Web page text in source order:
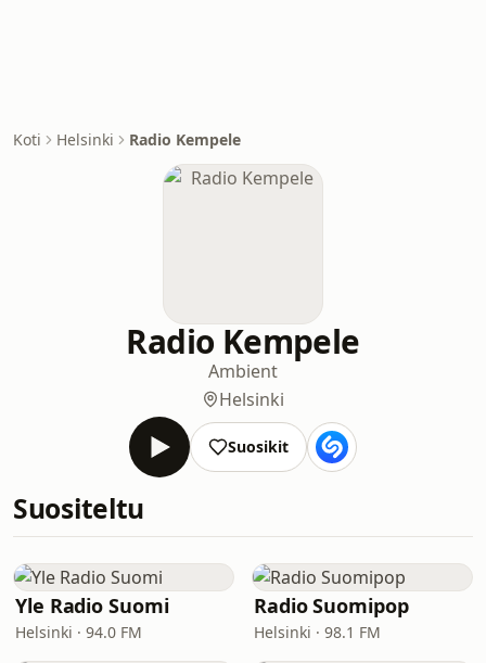
Koti Helsinki Radio Kempele
Radio Kempele
Ambient
Helsinki
Suosikit
Suositeltu
Yle Radio Suomi
Helsinki · 94.0 FM
Radio Suomipop
Helsinki · 98.1 FM